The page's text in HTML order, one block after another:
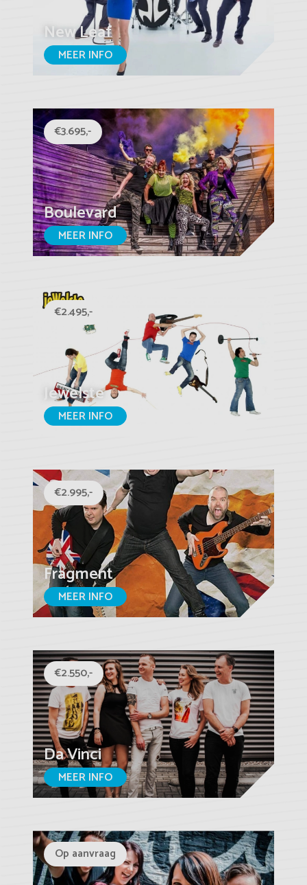
New Leaf
MEER INFO
€3.695,-
Boulevard
MEER INFO
€2.495,-
Jewelste
MEER INFO
€2.995,-
Fragment
MEER INFO
€2.550,-
Da Vinci
MEER INFO
Op aanvraag